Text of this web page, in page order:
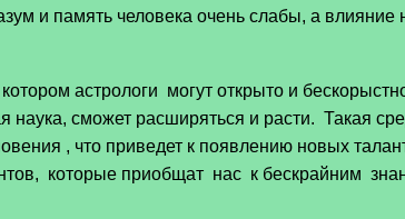
и память человека очень слабы, а влияние
астрологи могут открыто и
наука, сможет расширяться и расти. Такая
, что приведет к появлению новых
которые приобщат нас к бескрайним